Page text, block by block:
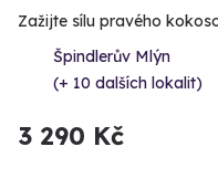
Zažijte sílu pravého
Špindlerův Mlýn
(+ 10 dalších lokalit)
3 290 Kč